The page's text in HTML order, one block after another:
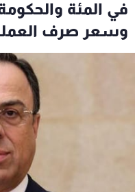
في المئة
وسعر صرف
إقتصاد
منوعات